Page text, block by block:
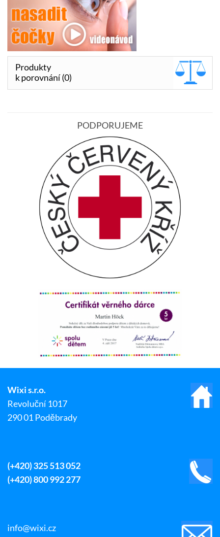
Produkty
k porovnání (0)
PODPORUJEME
Wixi s.r.o.
Revoluční 1017
290 01 Poděbrady
(+420) 325 513 052
(+420) 800 992 277
info@wixi.cz